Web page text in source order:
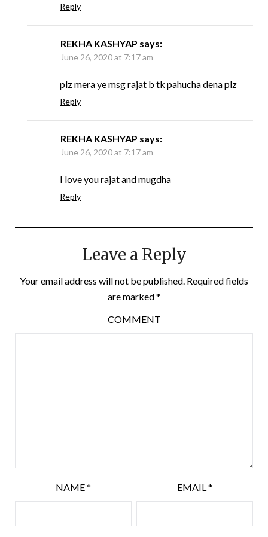
Reply
REKHA KASHYAP says:
June 26, 2020 at 7:17 am
plz mera ye msg rajat b tk pahucha dena plz
Reply
REKHA KASHYAP says:
June 26, 2020 at 7:17 am
I love you rajat and mugdha
Reply
Leave a Reply
Your email address will not be published. Required fields
are marked*
COMMENT
NAME* EMAIL *